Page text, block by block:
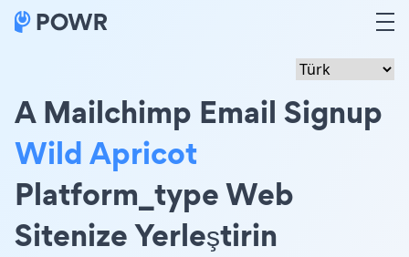
A Mailchimp Email Signup
Wild Apricot
Platform_type Web
Sitenize Yerleştirin